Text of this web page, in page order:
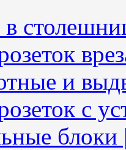
и
с
блоки